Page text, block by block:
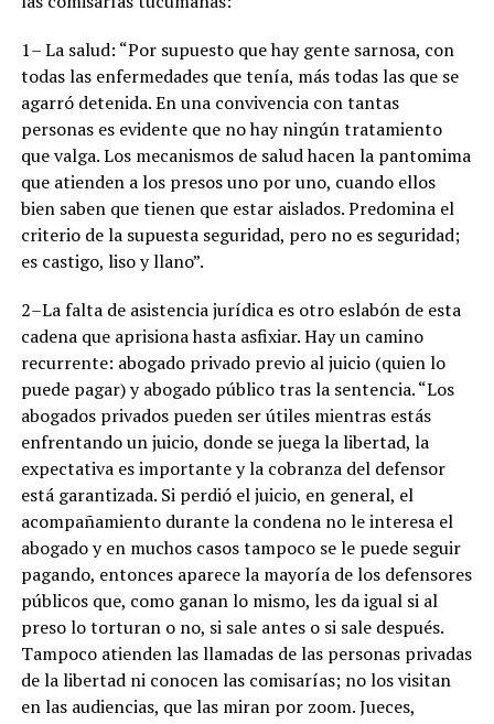
1– La salud: “Por supuesto que hay gente sarnosa, con
todas las enfermedades que tenía, más todas las que se
agarró detenida. En una convivencia con tantas
personas es evidente que no hay ningún tratamiento
que valga. Los mecanismos de salud hacen la pantomima
que atienden a los presos uno por uno, cuando ellos
bien saben que tienen que estar aislados. Predomina el
criterio de la supuesta seguridad, pero no es seguridad;
es castigo, liso y llano”.
2–La falta de asistencia jurídica es otro eslabón de esta
cadena que aprisiona hasta asfixiar. Hay un camino
recurrente: abogado privado previo al juicio (quien lo
puede pagar) y abogado público tras la sentencia. “Los
abogados privados pueden ser útiles mientras estás
enfrentando un juicio, donde se juega la libertad, la
expectativa es importante y la cobranza del defensor
está garantizada. Si perdió el juicio, en general, el
acompañamiento durante la condena no le interesa el
abogado y en muchos casos tampoco se le puede seguir
pagando, entonces aparece la mayoría de los defensores
públicos que, como ganan lo mismo, les da igual si al
preso lo torturan o no, si sale antes o si sale después.
Tampoco atienden las llamadas de las personas privadas
de la libertad ni conocen las comisarías; no los visitan
en las audiencias, que las miran por zoom. Jueces,